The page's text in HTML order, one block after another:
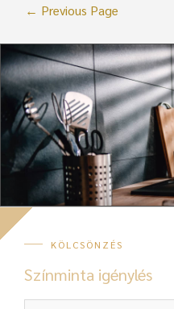
← Previous Page
KÖLCSÖNZÉS
Színminta igénylés